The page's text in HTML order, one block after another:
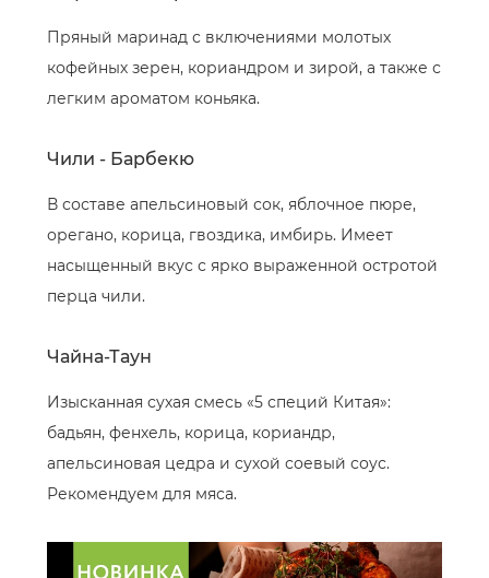
Пряный маринад с включениями молотых
кофейных зерен, кориандром и зирой, а также с
легким ароматом коньяка.
Чили - Барбекю
В составе апельсиновый сок, яблочное пюре,
орегано, корица, гвоздика, имбирь. Имеет
насыщенный вкус с ярко выраженной остротой
перца чили.
Чайна-Таун
Изысканная сухая смесь «5 специй Китая»:
бадьян, фенхель, корица, кориандр,
апельсиновая цедра и сухой соевый соус.
Рекомендуем для мяса.